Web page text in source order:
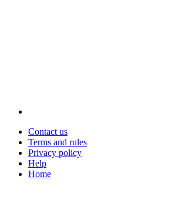
Contact us
Terms and rules
Privacy policy
Help
Home